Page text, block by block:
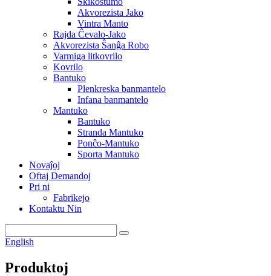
Akvorezista Jako
Vintra Manto
Rajda Ĉevalo-Jako
Akvorezista Ŝanĝa Robo
Varmiga litkovrilo
Kovrilo
Bantuko
Plenkreska banmantelo
Infana banmantelo
Mantuko
Bantuko
Stranda Mantuko
Ponĉo-Mantuko
Sporta Mantuko
Novaĵoj
Oftaj Demandoj
Pri ni
Fabrikejo
Kontaktu Nin
English
Produktoj